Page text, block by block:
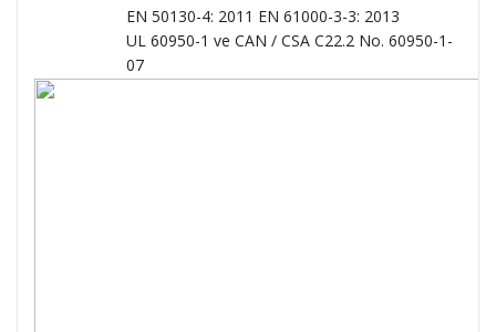
EN 50130-4: 2011 EN 61000-3-3: 2013
UL 60950-1 ve CAN / CSA C22.2 No. 60950-1-
07